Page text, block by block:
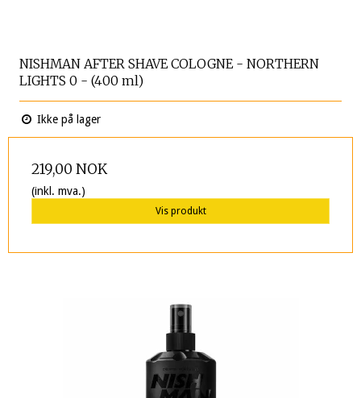
NISHMAN AFTER SHAVE COLOGNE - NORTHERN
LIGHTS 0 - (400 ml)
Ikke på lager
219,00 NOK
(inkl. mva.)
Vis produkt